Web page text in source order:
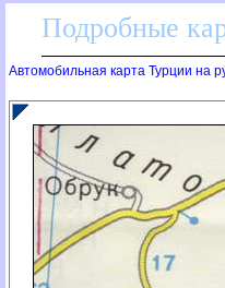
Подробные
Автомобильная карта Турции на